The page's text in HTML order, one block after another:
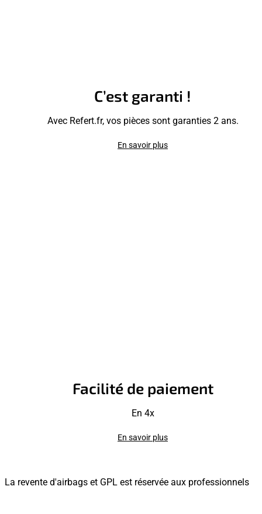
C’est garanti !
Avec Refert.fr, vos pièces sont garanties 2 ans.
En savoir plus
Facilité de paiement
En 4x
En savoir plus
La revente d'airbags et GPL est réservée aux professionnels